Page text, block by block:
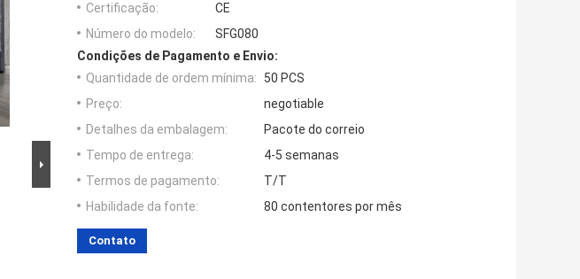
Certificação:
CE
Número do modelo:
SFG080
Condições de Pagamento e Envio:
Quantidade de ordem mínima:
50 PCS
Preço:
negotiable
Detalhes da embalagem:
Pacote do correio
Tempo de entrega:
4-5 semanas
Termos de pagamento:
T/T
Habilidade da fonte:
80 contentores por mês
Contato